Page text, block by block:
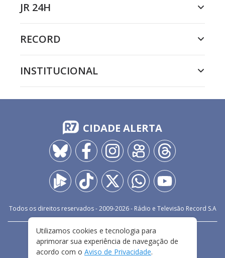
JR 24H
RECORD
INSTITUCIONAL
CIDADE ALERTA
Todos os direitos reservados - 2009-2026- Rádio e Televisão Record S.A
FALE CONOSCO
PRIVACIDADE
TERMOS E CONDIÇÕES DE USO
Utilizamos cookies e tecnologia para
aprimorar sua experiência de navegação de
acordo com o Aviso de Privacidade.